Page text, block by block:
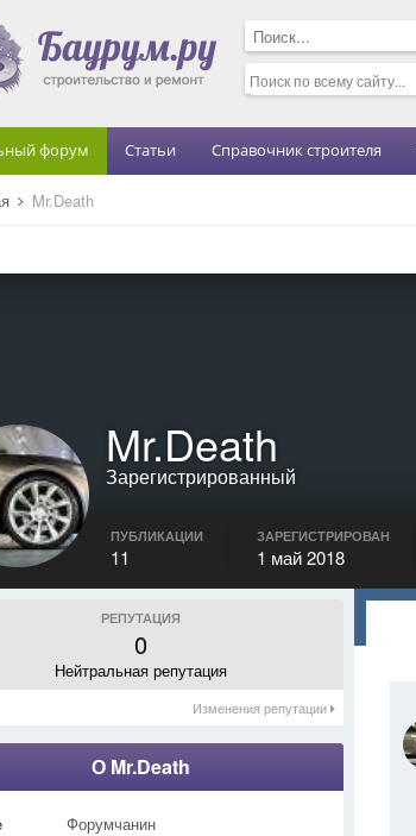
форум Статьи Справочник строителя
Mr.Death
Mr.Death
Зарегистрированный
ПУБЛИКАЦИИ
11
ЗАРЕГИСТРИРОВАН
1 май 2018
РЕПУТАЦИЯ
0
Нейтральная репутация
Изменения репутации
О Mr.Death
Форумчанин